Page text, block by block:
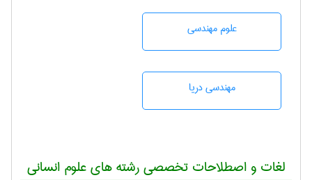
علوم مهندسی
مهندسی دریا
لغات و اصطلاحات تخصصی رشته های علوم انسانی